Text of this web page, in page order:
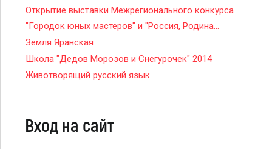
Открытие выставки Межрегионального конкурса
"Городок юных мастеров" и "Россия, Родина...
Земля Яранская
Школа "Дедов Морозов и Снегурочек" 2014
Животворящий русский язык
Вход на сайт